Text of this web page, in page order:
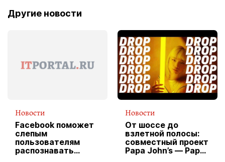
Другие новости
Новости
Facebook поможет
слепым
пользователям
распознавать
Новости
От шоссе до
взлетной полосы:
совместный проект
Papa John’s — Papa